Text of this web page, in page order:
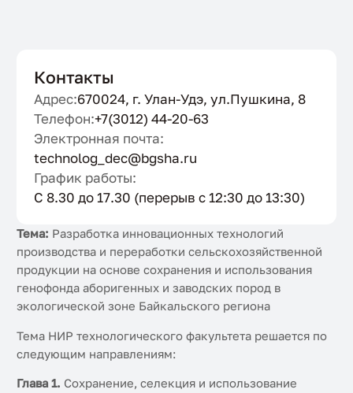
Тема: Разработка инновационных технологий
производства и переработки сельскохозяйственной
продукции на основе сохранения и использования
генофонда аборигенных и заводских пород в
экологической зоне Байкальского региона
Тема НИР технологического факультета решается по
следующим направлениям:
Глава 1. Сохранение, селекция и использование
Контакты
Адрес:670024, г. Улан-Удэ, ул.Пушкина, 8
Телефон:+7(3012) 44-20-63
Электронная почта:
technolog_dec@bgsha.ru
График работы:
С 8.30 до 17.30 (перерыв с 12:30 до 13:30)